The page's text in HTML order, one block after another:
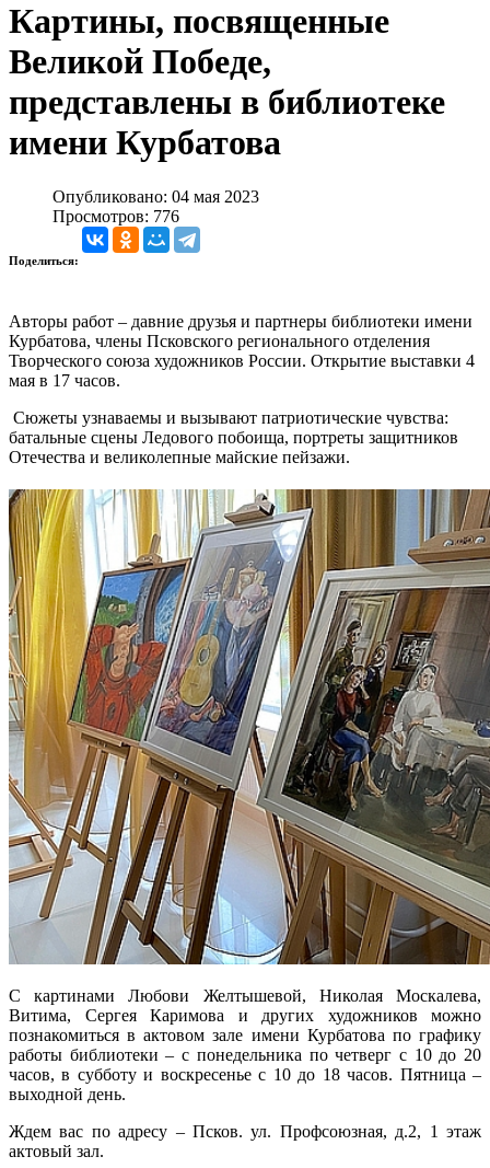
Картины, посвященные
Великой Победе,
представлены в библиотеке
имени Курбатова
Опубликовано: 04 мая 2023
Просмотров: 776
Поделиться:
Авторы работ – давние друзья и партнеры библиотеки имени
Курбатова, члены Псковского регионального отделения
Творческого союза художников России. Открытие выставки 4
мая в 17 часов.
Сюжеты узнаваемы и вызывают патриотические чувства:
батальные сцены Ледового побоища, портреты защитников
Отечества и великолепные майские пейзажи.
С картинами Любови Желтышевой, Николая Москалева,
Витима, Сергея Каримова и других художников можно
познакомиться в актовом зале имени Курбатова по графику
работы библиотеки – с понедельника по четверг с 10 до 20
часов, в субботу и воскресенье с 10 до 18 часов. Пятница –
выходной день.
Ждем вас по адресу – Псков. ул. Профсоюзная, д.2, 1 этаж
актовый зал.